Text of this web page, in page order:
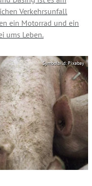
Verkehrsunfall
ein Motorrad und ein
ums Leben.
Symbolbild: Pixabay